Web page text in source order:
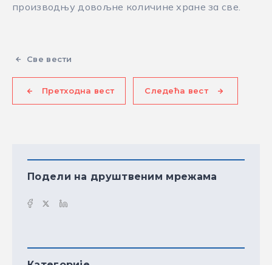
производњу довољне количине хране за све.
Све вести
Претходна вест Следећа вест
Подели на друштвеним мрежама